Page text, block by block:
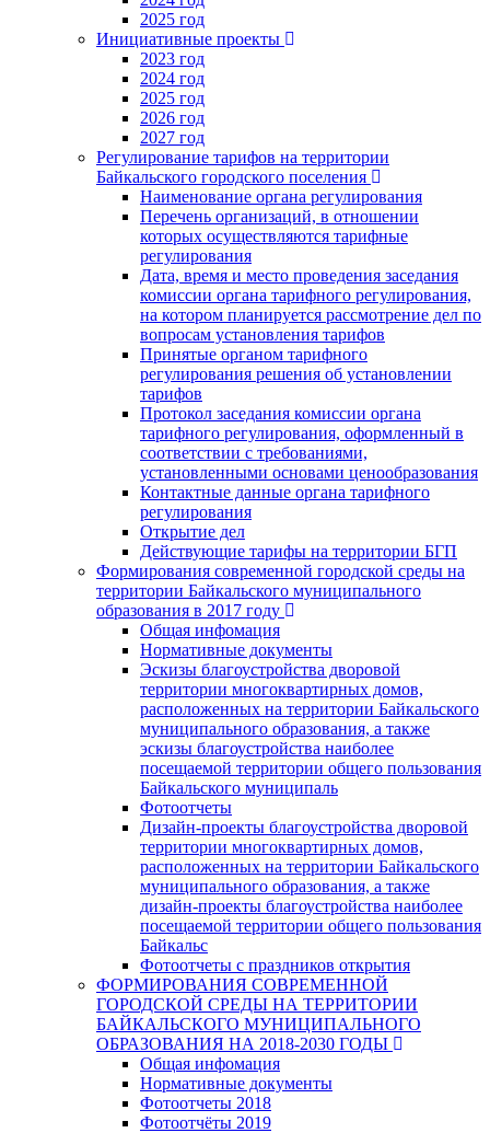
2025 год
Инициативные проекты
2023 год
2024 год
2025 год
2026 год
2027 год
Регулирование тарифов на территории
Байкальского городского поселения
Наименование органа регулирования
Перечень организаций, в отношении
которых осуществляются тарифные
регулирования
Дата, время и место проведения заседания
комиссии органа тарифного регулирования,
на котором планируется рассмотрение дел по
вопросам установления тарифов
Принятые органом тарифного
регулирования решения об установлении
тарифов
Протокол заседания комиссии органа
тарифного регулирования, оформленный в
соответствии с требованиями,
установленными основами ценообразования
Контактные данные органа тарифного
регулирования
Открытие дел
Действующие тарифы на территории БГП
Формирования современной городской среды на
территории Байкальского муниципального
образования в 2017 году
Общая инфомация
Нормативные документы
Эскизы благоустройства дворовой
территории многоквартирных домов,
расположенных на территории Байкальского
муниципального образования, а также
эскизы благоустройства наиболее
посещаемой территории общего пользования
Байкальского муниципаль
Фотоотчеты
Дизайн-проекты благоустройства дворовой
территории многоквартирных домов,
расположенных на территории Байкальского
муниципального образования, а также
дизайн-проекты благоустройства наиболее
посещаемой территории общего пользования
Байкальс
Фотоотчеты с праздников открытия
ФОРМИРОВАНИЯ СОВРЕМЕННОЙ
ГОРОДСКОЙ СРЕДЫ НА ТЕРРИТОРИИ
БАЙКАЛЬСКОГО МУНИЦИПАЛЬНОГО
ОБРАЗОВАНИЯ НА 2018-2030 ГОДЫ
Общая инфомация
Нормативные документы
Фотоотчеты 2018
Фотоотчёты 2019